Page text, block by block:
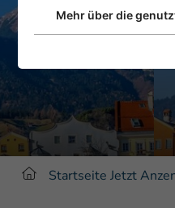
Startseite Jetzt
Mehr über die